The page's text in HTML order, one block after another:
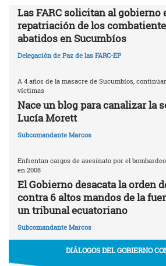
Las FARC solicitan al gobierno
repatriación de los
abatidos en Sucumbíos
Delegación de Paz de las FARC-EP
A 4 años de la masacre de Sucumbíos,
víctimas
Nace un blog para canalizar la
Lucía Morett
Subcomandante Marcos
Enfrentan cargos de asesinato por el
en 2008
El Gobierno desacata la orden
contra 6 altos mandos de la
un tribunal ecuatoriano
Subcomandante Marcos
DIÁLOGOS DEL GOBIERNO